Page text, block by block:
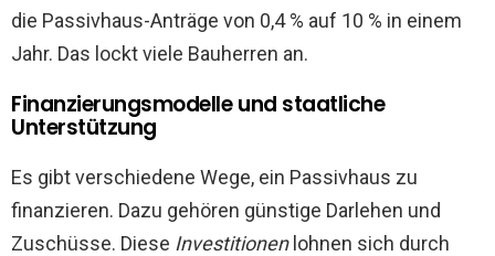
die Passivhaus-Anträge von 0,4 % auf 10 % in einem
Jahr. Das lockt viele Bauherren an.
Finanzierungsmodelle und staatliche
Unterstützung
Es gibt verschiedene Wege, ein Passivhaus zu
finanzieren. Dazu gehören günstige Darlehen und
Zuschüsse. Diese Investitionenlohnen sich durch